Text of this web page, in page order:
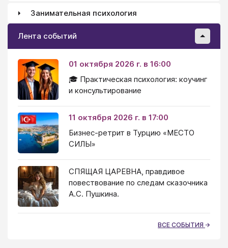
Занимательная психология
Лента событий
01 октября 2026 г. в 16:00
🎓 Практическая психология: коучинг
и консультирование
11 октября 2026 г. в 17:00
Бизнес-ретрит в Турцию «МЕСТО
СИЛЫ»
СПЯЩАЯ ЦАРЕВНА, правдивое
повествование по следам сказочника
А.С. Пушкина.
ВСЕ СОБЫТИЯ